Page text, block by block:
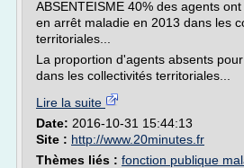
ABSENTEISME 40% des agents
en arrêt maladie en 2013 dans les
territoriales...
La proportion d'agents absents
dans les collectivités territoriales...
Lire la suite
Date: 2016-10-31 15:44:13
Site : http://www.20minutes.fr
Thèmes liés : fonction publique